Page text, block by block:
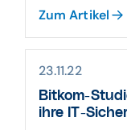
Zum Artikel
23.11.22
Bitkom-
ihre IT-